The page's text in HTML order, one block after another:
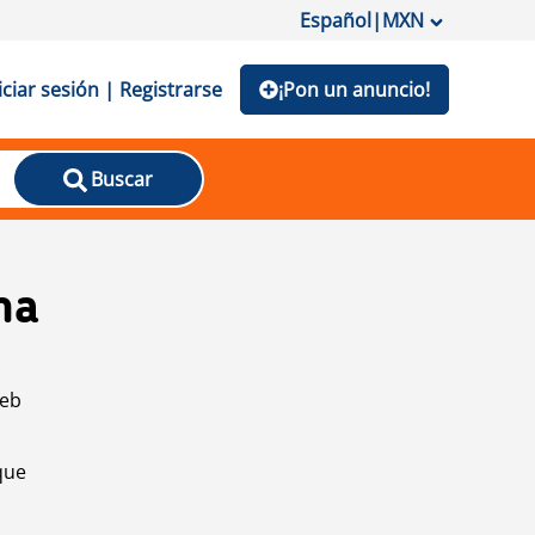
Español|MXN
sesión | Registrarse ¡Pon un anuncio!
Buscar